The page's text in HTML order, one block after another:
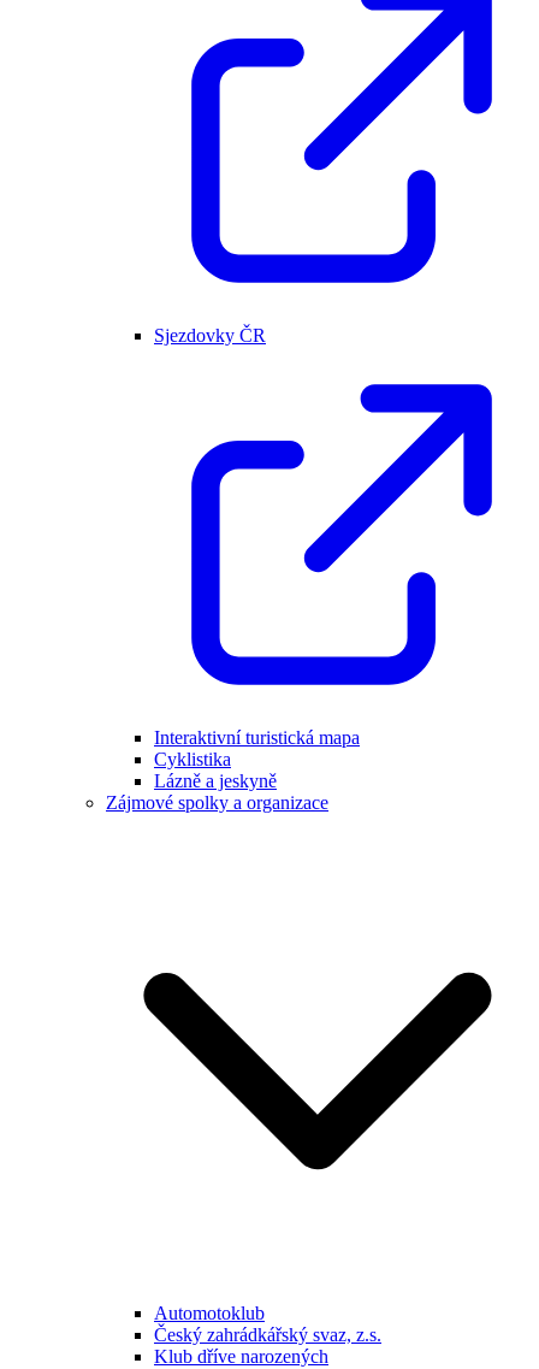
Sjezdovky ČR
Interaktivní turistická mapa
Cyklistika
Lázně a jeskyně
Zájmové spolky a organizace
Automotoklub
Český zahrádkářský svaz, z.s.
Klub dříve narozených